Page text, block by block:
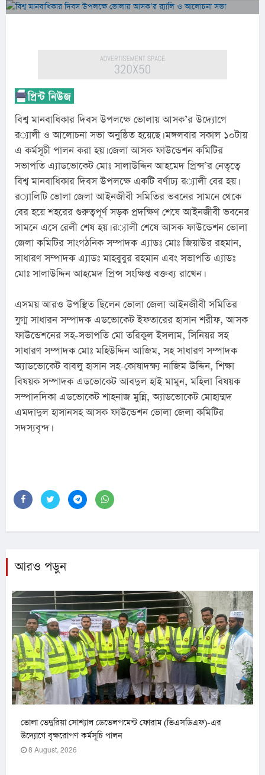
বিশ্ব মানবাধিকার দিবস উপলক্ষে ভোলায় আসক’র উদ্যোগে
র‌্যালী ও আলোচনা সভা অনুষ্ঠিত হয়েছে। মঙ্গলবার সকাল ১০টায়
এ কর্মসূচী পালন করা হয়। জেলা আসক ফাউন্ডেশন কমিটির
সভাপতি এ্যাডভোকেট মোঃ সালাউদ্দিন আহমেদ প্রিন্স’র নেতৃত্বে
বিশ্ব মানবাধিকার দিবস উপলক্ষে একটি বর্ণাঢ্য র‌্যালী বের হয়।
র‌্যালিটি ভোলা জেলা আইনজীবী সমিতির ভবনের সামনে থেকে
বের হয়ে শহরের গুরুত্বপূর্ণ সড়ক প্রদক্ষিণ শেষে আইনজীবী ভবনের
সামনে এসে রেলী শেষ হয়। র‌্যালী শেষে আসক ফাউন্ডেশন ভোলা
জেলা কমিটির সাংগঠনিক সম্পাদক এ্যাডঃ মোঃ জিয়াউর রহমান,
সাধারণ সম্পাদক এ্যাডঃ মাহবুবুর রহমান এবং সভাপতি এ্যাডঃ
মোঃ সালাউদ্দিন আহমেদ প্রিন্স সংক্ষিপ্ত বক্তব্য রাখেন।
এসময় আরও উপস্থিত ছিলেন ভোলা জেলা আইনজীবী সমিতির
যুগ্ম সাধারন সম্পাদক এডভোকেট ইফতারের হাসান শরীফ, আসক
ফাউন্ডেশনের সহ-সভাপতি মো তরিকুল ইসলাম, সিনিয়র সহ
সাধারণ সম্পাদক মোঃ মহিউদ্দিন আজিম, সহ সাধারণ সম্পাদক
অ্যাডভোকেট বাবলু হাসান সহ-কোষাদক্ষ্য নাজিম উদ্দিন, শিক্ষা
বিষয়ক সম্পাদক এডভোকেট আবদুল হাই মামুন, মহিলা বিষয়ক
সম্পাদদিকা এডভোকেট শাহনাজ মুন্নি, অ্যাডভোকেট মোহাম্মদ
এমদাদুল হাসানসহ আসক ফাউন্ডেশন ভোলা জেলা কমিটির
সদস্যবৃন্দ।
আরও পড়ুন
ভোলা ভেদুরিয়া সোশ্যাল ডেভেলপমেন্ট ফোরাম (ভিএসডিএফ)-এর
উদ্যোগে বৃক্ষরোপণ কর্মসূচি পালন
8 August, 2026